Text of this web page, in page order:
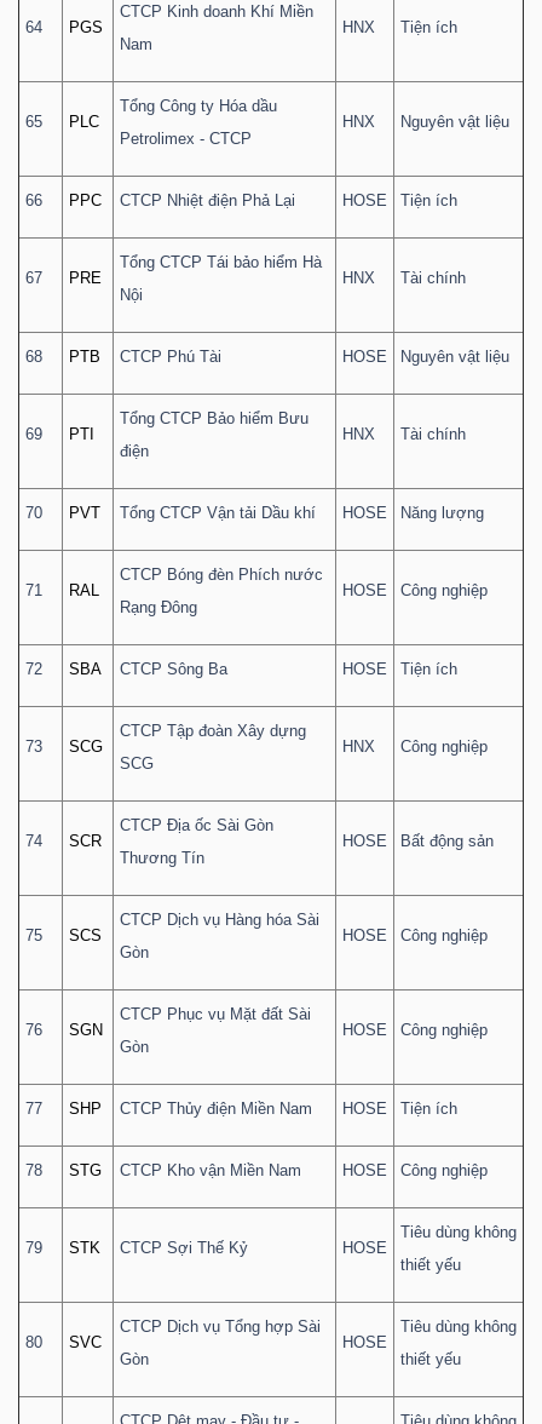
64 PGS
CTCP Kinh doanh Khí Miền
Nam
HNX Tiện ích
65 PLC
Tổng Công ty Hóa dầu
Petrolimex - CTCP
HNX Nguyên vật liệu
66 PPC CTCP Nhiệt điện Phả Lại HOSE Tiện ích
67 PRE
Tổng CTCP Tái bảo hiểm Hà
Nội
HNX Tài chính
68 PTB CTCP Phú Tài HOSE Nguyên vật liệu
69 PTI
Tổng CTCP Bảo hiểm Bưu
điện
HNX Tài chính
70 PVT Tổng CTCP Vận tải Dầu khí HOSE Năng lượng
71 RAL
CTCP Bóng đèn Phích nước
Rạng Đông
HOSE Công nghiệp
72 SBA CTCP Sông Ba HOSE Tiện ích
73 SCG
CTCP Tập đoàn Xây dựng
SCG
HNX Công nghiệp
74 SCR
CTCP Địa ốc Sài Gòn
Thương Tín
HOSE Bất động sản
75 SCS
CTCP Dịch vụ Hàng hóa Sài
Gòn
HOSE Công nghiệp
76 SGN
CTCP Phục vụ Mặt đất Sài
Gòn
HOSE Công nghiệp
77 SHP CTCP Thủy điện Miền Nam HOSE Tiện ích
78 STG CTCP Kho vận Miền Nam HOSE Công nghiệp
79 STK CTCP Sợi Thế Kỷ HOSE
Tiêu dùng không
thiết yếu
80 SVC
CTCP Dịch vụ Tổng hợp Sài
Gòn
HOSE
Tiêu dùng không
thiết yếu